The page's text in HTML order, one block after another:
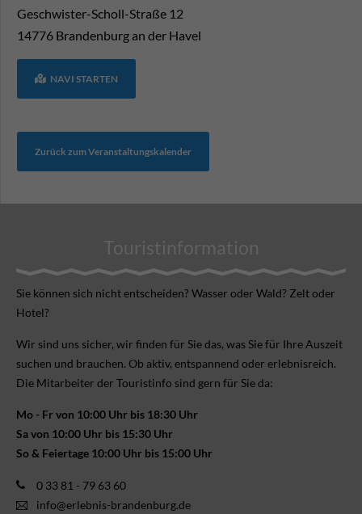
Geschwister-Scholl-Straße 12
14776 Brandenburg an der Havel
NAVI STARTEN
Zurück zum Veranstaltungskalender
Touristinformation
Sie können sich nicht ent­scheiden? Wasser oder Wald? Zelt oder
Hotel?
Wir sind uns sicher, wir finden für Sie das, was Sie für Ihre Aus­zeit
suchen und brauchen. Ob aktiv, ent­spannend oder erlebnis­reich.
Die Mitarbeiter der Touristinfo sind gern für Sie da:
Mo - Fr von 10:00 Uhr bis 18:30 Uhr
Sa von 10:00 Uhr bis 15:30 Uhr
So & Feiertage 10:00 Uhr bis 15:00 Uhr
0 33 81 - 79 63 60
info@erlebnis-brandenburg.de